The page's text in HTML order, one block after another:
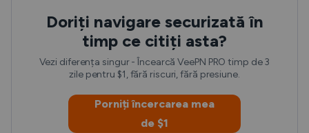
Doriți navigare securizată în
timp ce citiți asta?
Vezi diferența singur - Încearcă VeePN PRO timp de 3
zile pentru $1, fără riscuri, fără presiune.
Porniți încercarea mea
de $1